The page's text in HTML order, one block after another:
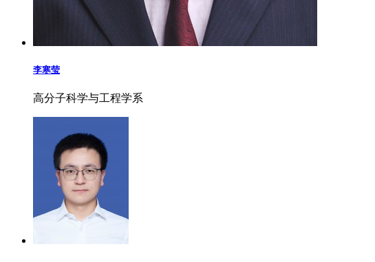
李寒莹
高分子科学与工程学系